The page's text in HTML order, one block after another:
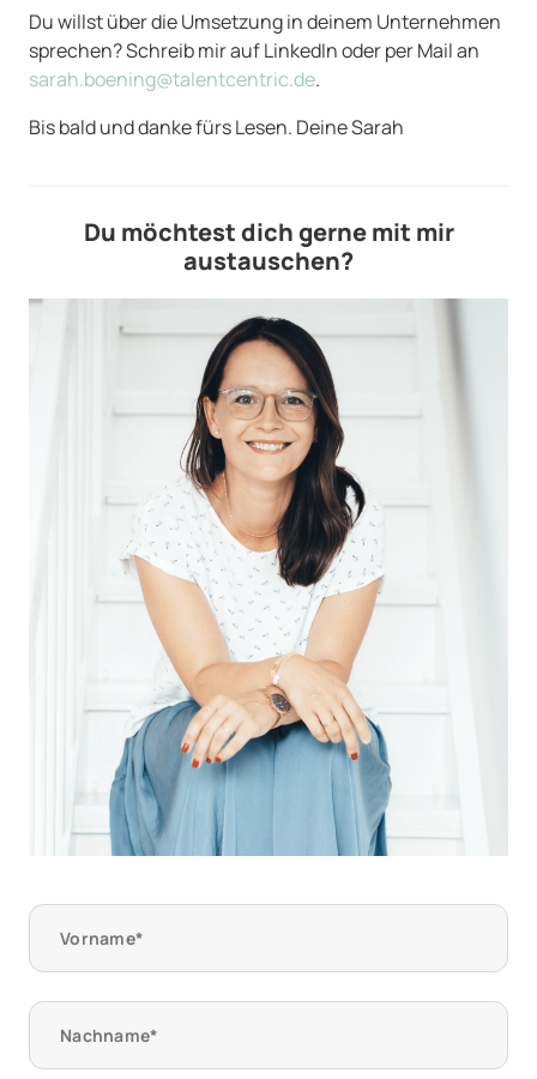
Du willst über die Umsetzung in deinem Unternehmen
sprechen? Schreib mir auf LinkedIn oder per Mail an
sarah.boening@talentcentric.de.
Bis bald und danke fürs Lesen. Deine Sarah
Du möchtest dich gerne mit mir
austauschen?